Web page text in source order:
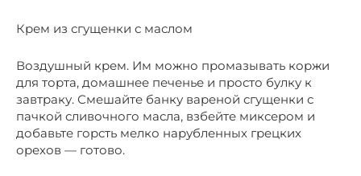
Крем из сгущенки с маслом
Воздушный крем. Им можно промазывать коржи
для торта, домашнее печенье и просто булку к
завтраку. Смешайте банку вареной сгущенки с
пачкой сливочного масла, взбейте миксером и
добавьте горсть мелко нарубленных грецких
орехов — готово.